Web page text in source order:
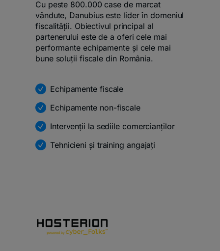
Cu peste 800.000 case de marcat
vândute, Danubius este lider în domeniul
fiscalității. Obiectivul principal al
partenerului este de a oferi cele mai
performante echipamente și cele mai
bune soluții fiscale din România.
Echipamente fiscale
Echipamente non-fiscale
Intervenții la sediile comercianților
Tehnicieni și training angajați